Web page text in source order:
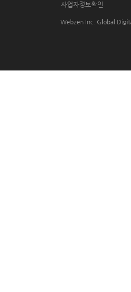
사업자정보확인
Webzen Inc. Global